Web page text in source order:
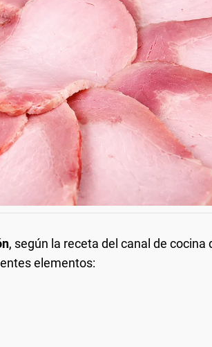
, según la receta del canal de cocina
elementos: